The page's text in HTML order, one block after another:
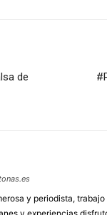
de
y periodista,